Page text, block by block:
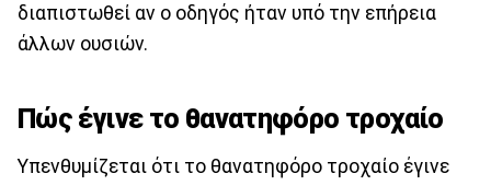
διαπιστωθεί αν ο οδηγός ήταν υπό την επήρεια
άλλων ουσιών.
Πώς έγινε το θανατηφόρο τροχαίο
Υπενθυμίζεται ότι το θανατηφόρο τροχαίο έγινε